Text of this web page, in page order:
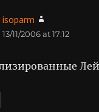
isoparm
13/11/2006 at 17:12